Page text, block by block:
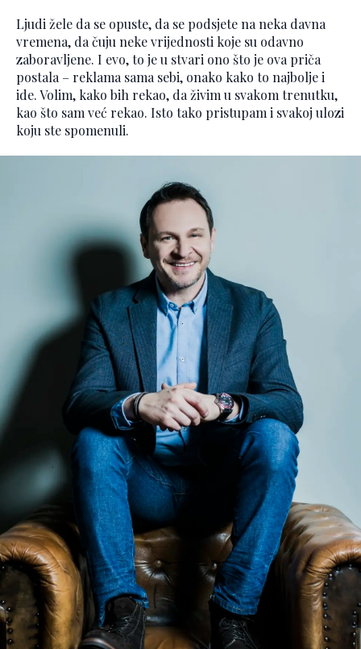
Ljudi žele da se opuste, da se podsjete na neka davna
vremena, da čuju neke vrijednosti koje su odavno
zaboravljene. I evo, to je u stvari ono što je ova priča
postala – reklama sama sebi, onako kako to najbolje i
ide. Volim, kako bih rekao, da živim u svakom trenutku,
kao što sam već rekao. Isto tako pristupam i svakoj ulozi
koju ste spomenuli.